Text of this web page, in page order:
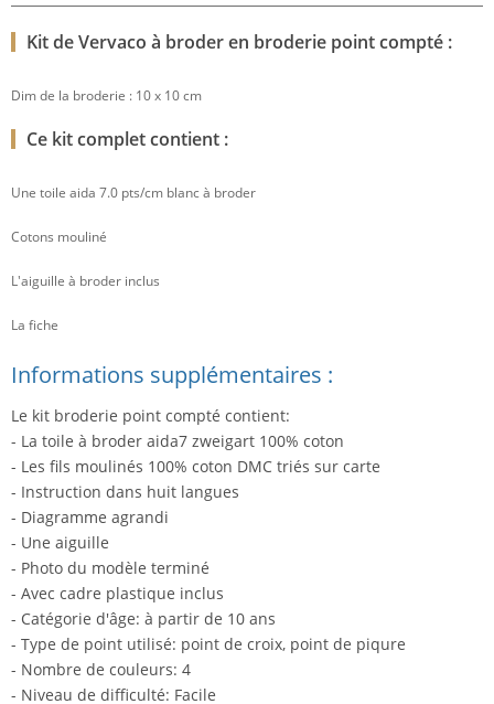
Kit de Vervaco à broder en broderie point compté :
Dim de la broderie : 10 x 10 cm
Ce kit complet contient :
Une toile aida 7.0 pts/cm blanc à broder
Cotons mouliné
L'aiguille à broder inclus
La fiche
Informations supplémentaires :
Le kit broderie point compté contient:
- La toile à broder aida7 zweigart 100% coton
- Les fils moulinés 100% coton DMC triés sur carte
- Instruction dans huit langues
- Diagramme agrandi
- Une aiguille
- Photo du modèle terminé
- Avec cadre plastique inclus
- Catégorie d'âge: à partir de 10 ans
- Type de point utilisé: point de croix, point de piqure
- Nombre de couleurs: 4
- Niveau de difficulté: Facile